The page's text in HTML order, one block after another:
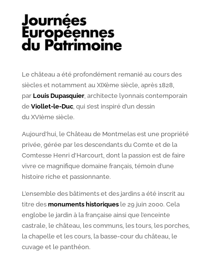
Le château a été profondément remanié au cours des
siècles et notamment au XIXèmesiècle, après 1828,
par Louis Dupasquier, architecte lyonnais contemporain
de Viollet-le-Duc, qui s’est inspiré d’un dessin
du XVIèmesiècle.
Aujourd’hui, le Château de Montmelas est une propriété
privée, gérée par les descendants du Comte et de la
Comtesse Henri d’Harcourt, dont la passion est de faire
vivre ce magnifique domaine français, témoin d’une
histoire riche et passionnante.
L’ensemble des bâtiments et des jardins a été inscrit au
titre des monuments historiquesle 29 juin 2000. Cela
englobe le jardin à la française ainsi que l’enceinte
castrale, le château, les communs, les tours, les porches,
la chapelle et les cours, la basse-cour du château, le
cuvage et le panthéon.